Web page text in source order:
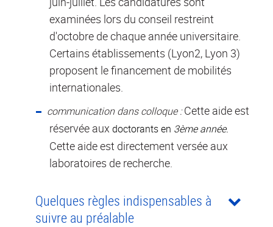
examinées lors du conseil restreint
d'octobre de chaque année universitaire.
Certains établissements (Lyon2, Lyon 3)
proposent le financement de mobilités
internationales.
communication dans colloque :Cette aide est
réservée aux doctorants en 3èmeannée.
Cette aide est directement versée aux
laboratoires de recherche.
Quelques règles indispensables à
suivre au préalable